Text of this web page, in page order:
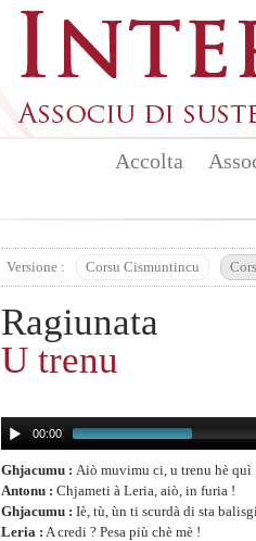
Accolta
Versione : Corsu Cismuntincu
Ragiunata
U trenu
00:00
Ghjacumu : Aiò muvimu ci, u trenu hè quì
Antonu : Chjameti à Leria, aiò, in furia !
Ghjacumu : Iè, tù, ùn ti scurdà di sta
Leria : A credi ? Pesa più chè mè !